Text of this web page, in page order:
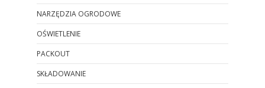
NARZĘDZIA OGRODOWE
OŚWIETLENIE
PACKOUT
SKŁADOWANIE